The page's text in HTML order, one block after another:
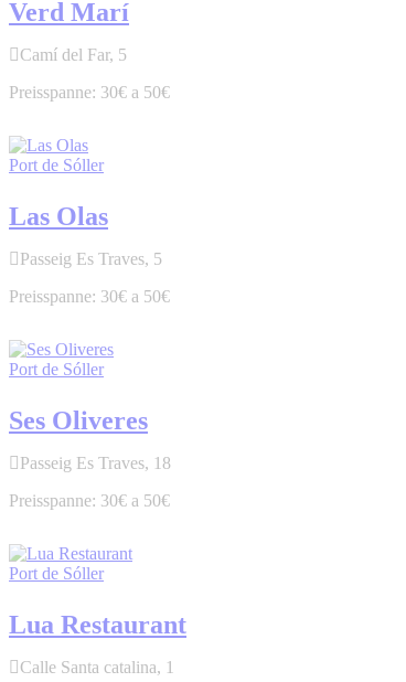
Verd Marí
Camí del Far, 5
30€ a 50€
Port de Sóller
Las Olas
Passeig Es Traves, 5
30€ a 50€
Port de Sóller
Ses Oliveres
Passeig Es Traves, 18
30€ a 50€
Port de Sóller
Lua Restaurant
Calle Santa catalina, 1